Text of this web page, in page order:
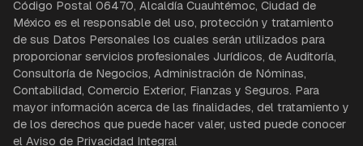
Código Postal 06470, Alcaldía Cuauhtémoc, Ciudad de
México es el responsable del uso, protección y tratamiento
de sus Datos Personales los cuales serán utilizados para
proporcionar servicios profesionales Jurídicos, de Auditoría,
Consultoría de Negocios, Administración de Nóminas,
Contabilidad, Comercio Exterior, Fianzas y Seguros. Para
mayor información acerca de las finalidades, del tratamiento y
de los derechos que puede hacer valer, usted puede conocer
el Aviso de Privacidad Integral